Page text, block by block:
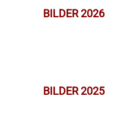
BILDER 2026
BILDER 2025